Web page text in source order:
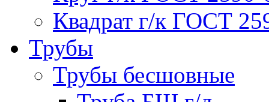
Квадрат г/к ГОСТ
Трубы
Трубы бесшовные